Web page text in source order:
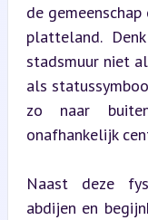
de
platteland.
stadsmuur niet
als
zo naar
onafhankelijk
Naast deze
abdijen en